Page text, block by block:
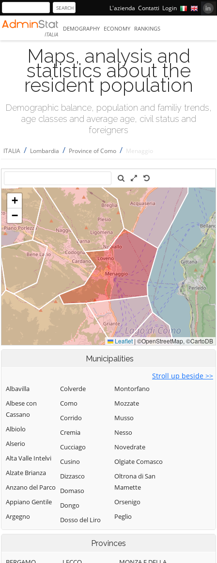
L'azienda Contatti Login
ITALIA
DEMOGRAPHY ECONOMY RANKINGS
Maps, analysis and
statistics about the
resident population
Demographic balance, population and familiy trends,
age classes and average age, civil status and
foreigners
ITALIA / Lombardia / Province of Como / Menaggio
Municipalities
Stroll up beside >>
Albavilla
Albese con
Cassano
Albiolo
Alserio
Alta Valle Intelvi
Alzate Brianza
Anzano del Parco
Appiano Gentile
Argegno
Arosio
Barni
Colverde
Como
Corrido
Cremia
Cucciago
Cusino
Dizzasco
Domaso
Dongo
Dosso del Liro
Erba
Montorfano
Mozzate
Musso
Nesso
Novedrate
Olgiate Comasco
Oltrona di San
Mamette
Orsenigo
Peglio
Pianello del Lario
Pigra
Plesio
Provinces